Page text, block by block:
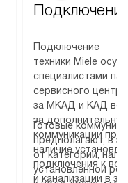
Подключение
техники Miele
специалистами
сервисного
за МКАД и КАД
за
коммуникации
наличие
подключения к
и канализации в
Готовые
предполагают, в
от категории,
установленной